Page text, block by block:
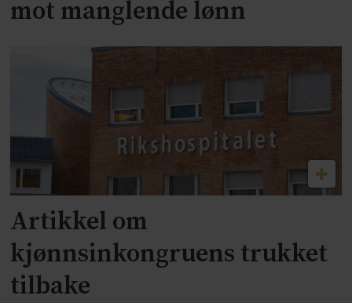
mot manglende lønn
Artikkel om
kjønnsinkongruens trukket
tilbake